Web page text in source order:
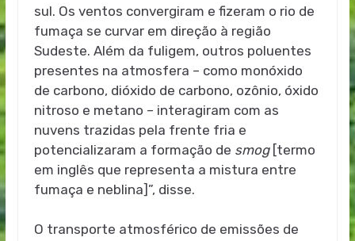
sul. Os ventos convergiram e fizeram o rio de
fumaça se curvar em direção à região
Sudeste. Além da fuligem, outros poluentes
presentes na atmosfera – como monóxido
de carbono, dióxido de carbono, ozônio, óxido
nitroso e metano – interagiram com as
nuvens trazidas pela frente fria e
potencializaram a formação de smog[termo
em inglês que representa a mistura entre
fumaça e neblina]”, disse.
O transporte atmosférico de emissões de